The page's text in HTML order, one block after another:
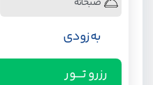
به زودی
رزرو تـــور